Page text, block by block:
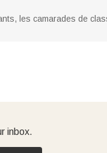
les camarades de
inbox.